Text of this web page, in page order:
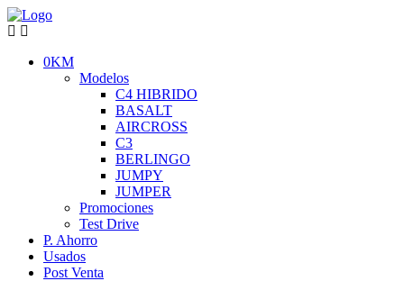
0KM
Modelos
C4 HIBRIDO
BASALT
AIRCROSS
C3
BERLINGO
JUMPY
JUMPER
Promociones
Test Drive
P. Ahorro
Usados
Post Venta